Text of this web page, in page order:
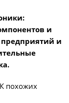
и
и
похожих